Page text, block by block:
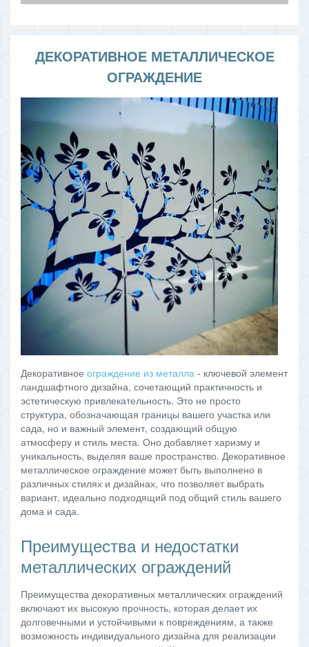
ДЕКОРАТИВНОЕ МЕТАЛЛИЧЕСКОЕ
ОГРАЖДЕНИЕ
Декоративное ограждение из металла - ключевой элемент
ландшафтного дизайна, сочетающий практичность и
эстетическую привлекательность. Это не просто
структура, обозначающая границы вашего участка или
сада, но и важный элемент, создающий общую
атмосферу и стиль места. Оно добавляет харизму и
уникальность, выделяя ваше пространство. Декоративное
металлическое ограждение может быть выполнено в
различных стилях и дизайнах, что позволяет выбрать
вариант, идеально подходящий под общий стиль вашего
дома и сада.
Преимущества и недостатки
металлических ограждений
Преимущества декоративных металлических ограждений
включают их высокую прочность, которая делает их
долговечными и устойчивыми к повреждениям, а также
возможность индивидуального дизайна для реализации